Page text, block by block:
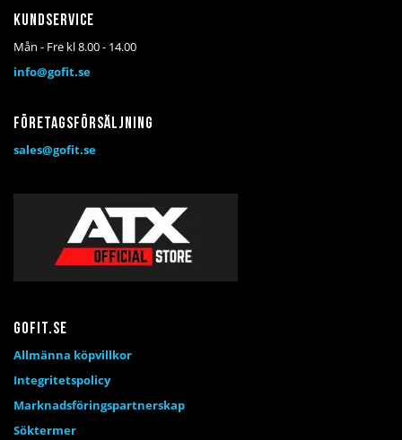
Kundservice
Mån - Fre kl 8.00 - 14.00
info@gofit.se
Företagsförsäljning
sales@gofit.se
Gofit.se
Allmänna köpvillkor
Integritetspolicy
Marknadsföringspartnerskap
Söktermer